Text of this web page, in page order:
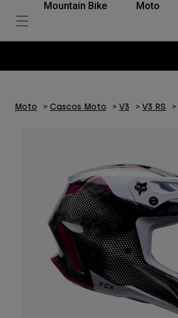
Mountain Bike Moto
Moto Cascos Moto V3 V3 RS